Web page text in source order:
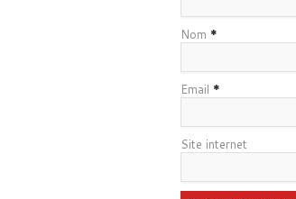
Nom *
Email *
Site internet